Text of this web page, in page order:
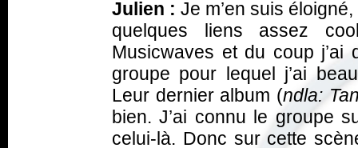
Julien : Je m’en suis
quelques liens assez
Musicwaves et du coup
groupe pour lequel j’ai
Leur dernier album (ndla:
bien. J’ai connu le groupe
celui-là. Donc sur cette